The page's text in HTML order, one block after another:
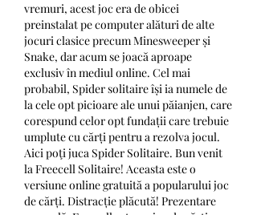
vremuri, acest joc era de obicei
preinstalat pe computer alături de alte
jocuri clasice precum Minesweeper și
Snake, dar acum se joacă aproape
exclusiv în mediul online. Cel mai
probabil, Spider solitaire își ia numele de
la cele opt picioare ale unui păianjen, care
corespund celor opt fundații care trebuie
umplute cu cărți pentru a rezolva jocul.
Aici poţi juca Spider Solitaire. Bun venit
la Freecell Solitaire! Aceasta este o
versiune online gratuită a popularului joc
de cărți. Distracție plăcută! Prezentare